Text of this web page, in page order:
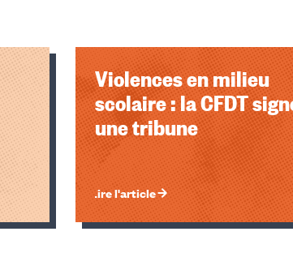
Violences en milieu
scolaire : la CFDT
une tribune
Lire l'article